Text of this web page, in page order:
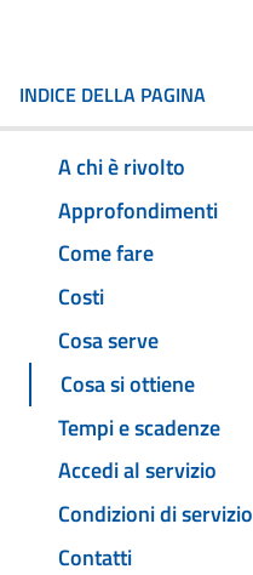
INDICE DELLA PAGINA
A chi è rivolto
Approfondimenti
Come fare
Costi
Cosa serve
Cosa si ottiene
Tempi e scadenze
Accedi al servizio
Condizioni di servizio
Contatti